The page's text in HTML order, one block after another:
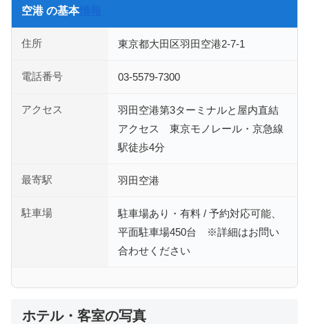
空港 の基本情報
住所 東京都大田区羽田空港2-7-1
電話番号 03-5579-7300
アクセス
羽田空港第3ターミナルと屋内直結
アクセス 東京モノレール・京急線
駅徒歩4分
最寄駅 羽田空港
駐車場
駐車場あり・有料 / 予約対応可能、
平面駐車場450台 ※詳細はお問い
合わせください
ホテル・客室の写真